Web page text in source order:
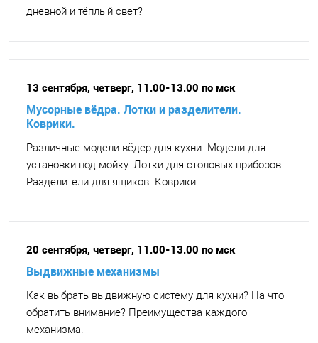
дневной и тёплый свет?
13 сентября, четверг, 11.00-13.00 по мск
Мусорные вёдра. Лотки и разделители.
Коврики.
Различные модели вёдер для кухни. Модели для
установки под мойку. Лотки для столовых приборов.
Разделители для ящиков. Коврики.
20 сентября, четверг, 11.00-13.00 по мск
Выдвижные механизмы
Как выбрать выдвижную систему для кухни? На что
обратить внимание? Преимущества каждого
механизма.